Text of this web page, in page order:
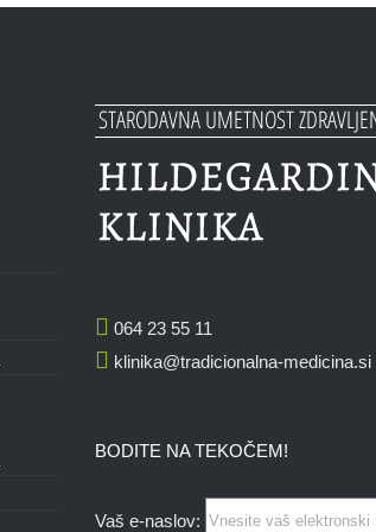
064 23 55 11
klinika@tradicionalna-medicina.si
BODITE NA TEKOČEM!
Vaš e-naslov: